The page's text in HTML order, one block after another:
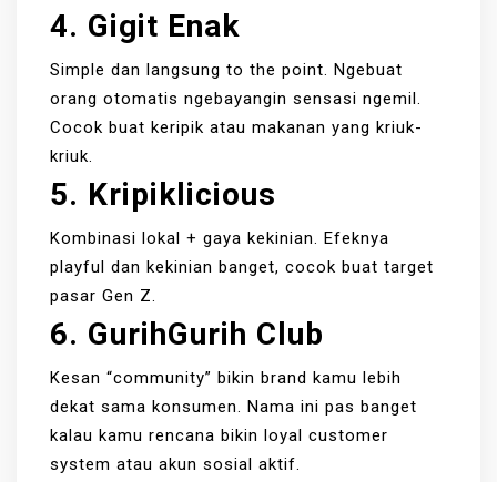
4. Gigit Enak
Simple dan langsung to the point. Ngebuat
orang otomatis ngebayangin sensasi ngemil.
Cocok buat keripik atau makanan yang kriuk-
kriuk.
5. Kripiklicious
Kombinasi lokal + gaya kekinian. Efeknya
playful dan kekinian banget, cocok buat target
pasar Gen Z.
6. GurihGurih Club
Kesan “community” bikin brand kamu lebih
dekat sama konsumen. Nama ini pas banget
kalau kamu rencana bikin loyal customer
system atau akun sosial aktif.